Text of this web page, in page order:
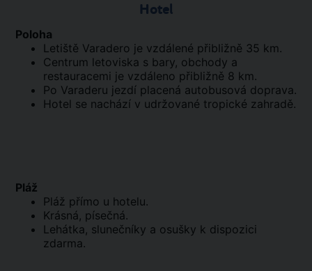
Hotel
Poloha
Letiště Varadero je vzdálené přibližně 35 km.
Centrum letoviska s bary, obchody a
restauracemi je vzdáleno přibližně 8 km.
Po Varaderu jezdí placená autobusová doprava.
Hotel se nachází v udržované tropické zahradě.
Pláž
Pláž přímo u hotelu.
Krásná, písečná.
Lehátka, slunečníky a osušky k dispozici
zdarma.